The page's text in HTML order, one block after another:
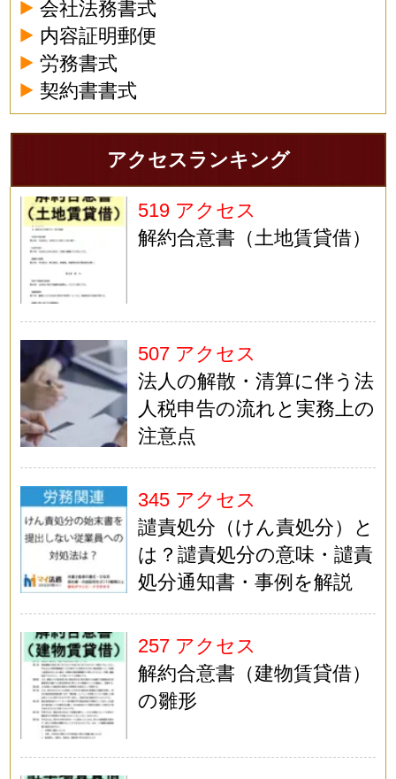
会社法務書式
内容証明郵便
労務書式
契約書書式
アクセスランキング
519 アクセス
解約合意書（土地賃貸借）
507 アクセス
法人の解散・清算に伴う法
人税申告の流れと実務上の
注意点
345 アクセス
譴責処分（けん責処分）と
は？譴責処分の意味・譴責
処分通知書・事例を解説
257 アクセス
解約合意書（建物賃貸借）
の雛形